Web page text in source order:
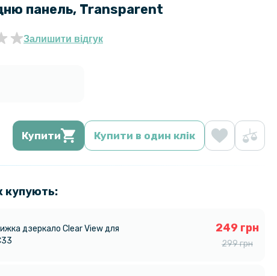
панель, Transparent
Залишити відгук
Купити Купити в один клік
купують:
дзеркало Clear View для
249 грн
299 грн